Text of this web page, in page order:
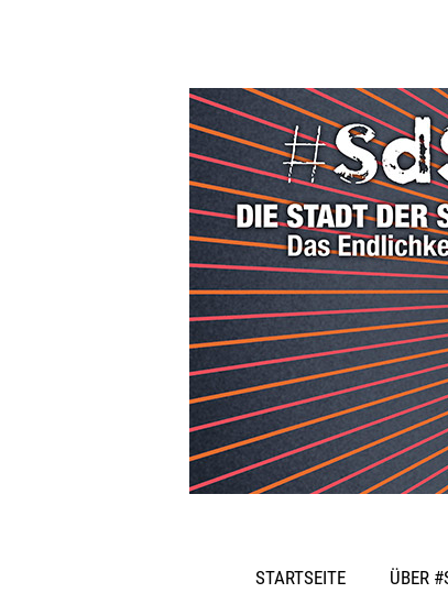
STARTSEITE ÜBER